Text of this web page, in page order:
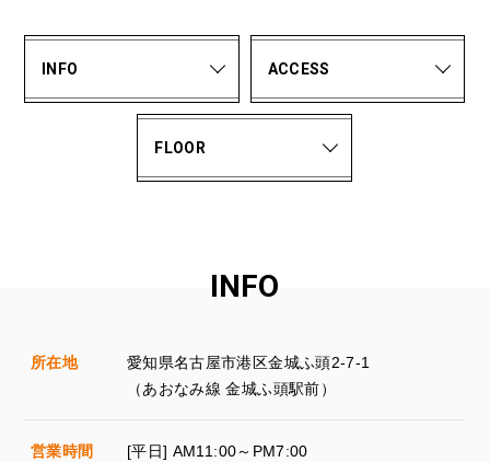
INFO ACCESS
FLOOR
INFO
所在地
愛知県名古屋市港区金城ふ頭2-7-1
（あおなみ線 金城ふ頭駅前）
営業時間
[平日] AM11:00～PM7:00